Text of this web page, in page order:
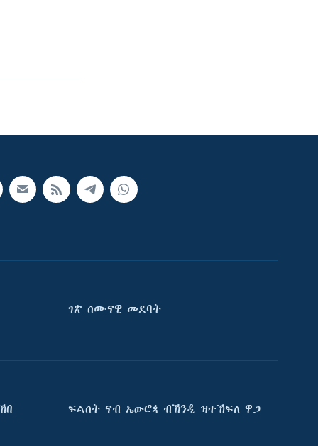
ገጽ ሰሙናዊ መደባት
ፍልሰት ናብ ኤውሮጳ ብኽንዲ ዝተኸፍለ ዋጋ